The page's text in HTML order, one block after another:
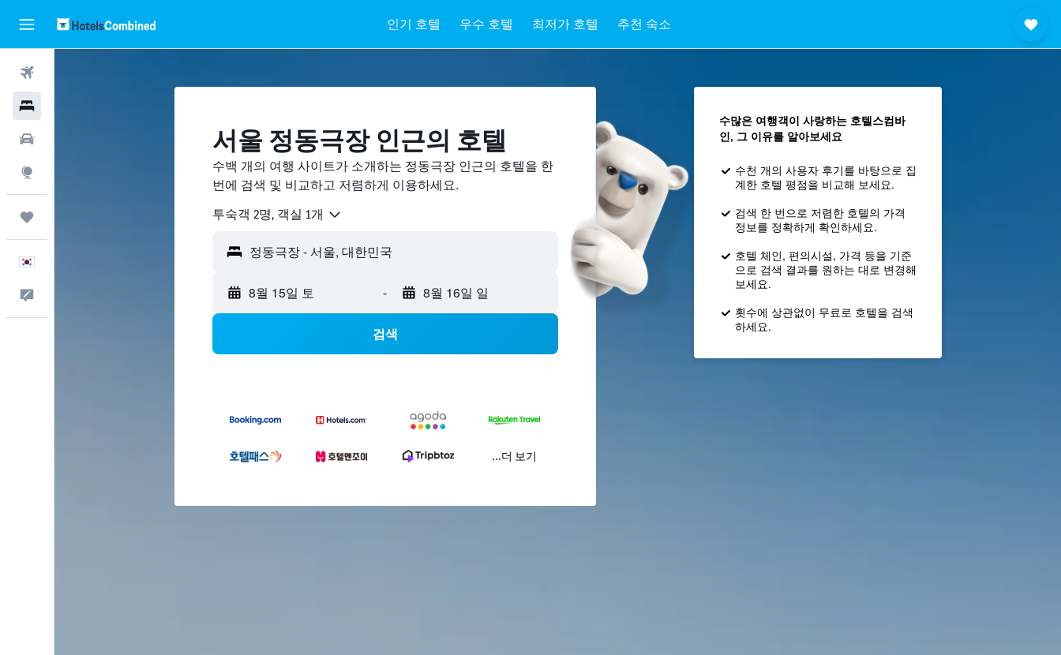
인기 호텔 우수 호텔 최저가 호텔 추천 숙소
서울 정동극장 ​인근의 호텔
수백 개의 여행 사이트가 소개하는 정동극장 인근의 호텔을 한
번에 검색 및 비교하고 저렴하게 이용하세요.
​투숙객 2​명, ​객실 1개
8월 15일 토 - 8월 16일 일
검색
...더 보기
수많은 여행객이 사랑하는 호텔스컴바
인, 그 이유를 알아보세요
수천 개의 사용자 후기를 바탕으로 집
계한 호텔 평점을 비교해 보세요.
검색 한 번으로 저렴한 호텔의 가격
정보를 정확하게 확인하세요.
호텔 체인, 편의시설, 가격 등을 기준
으로 검색 결과를 원하는 대로 변경해
보세요.
횟수에 상관없이 무료로 호텔을 검색
하세요.